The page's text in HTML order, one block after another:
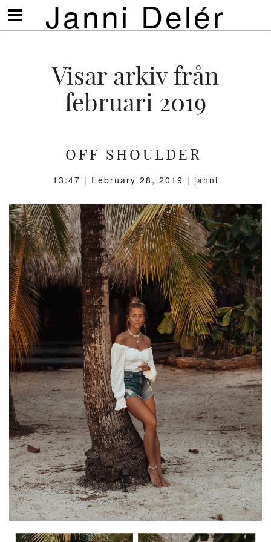
Janni Delér
Visa/göm
meny
Visar arkiv från
februari 2019
OFF SHOULDER
13:47 | February 28, 2019 | janni